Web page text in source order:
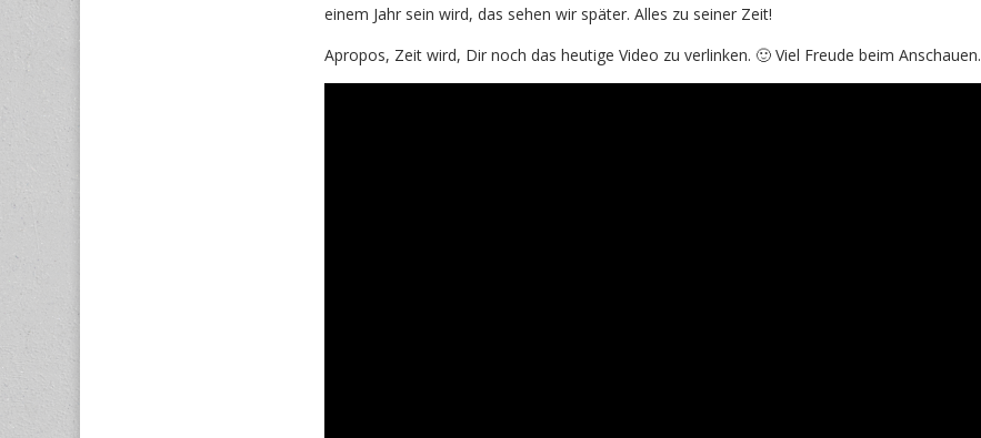
einem Jahr sein wird, das sehen wir später. Alles zu seiner Zeit!
Apropos, Zeit wird, Dir noch das heutige Video zu verlinken. 🙂 Viel Freude beim Anschauen.